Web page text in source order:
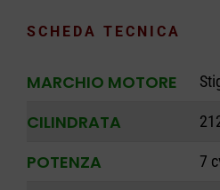
SCHEDA TECNICA
MARCHIO MOTORE
CILINDRATA
POTENZA 7